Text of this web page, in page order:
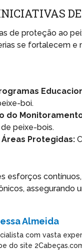
de proteção ao
se fortalecem e
boi.
do
peixe-bois.
Protegidas:
esforços
assegurando
Almeida
com vasta
do site